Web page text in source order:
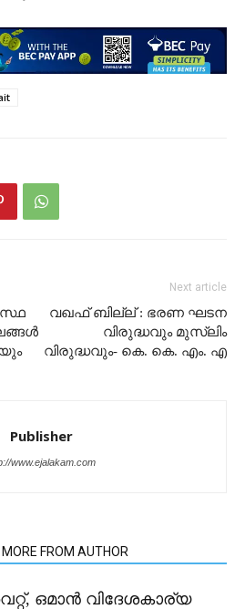
Next article
വഖഫ് ബില്ല് : ഭരണ ഘടന
വിരുദ്ധവും മുസ്ലിം
വിരുദ്ധവും- കെ. കെ. എം. എ
Publisher
www.ejalakam.com
MORE FROM AUTHOR
ഒമാൻ വിദേശകാര്യ